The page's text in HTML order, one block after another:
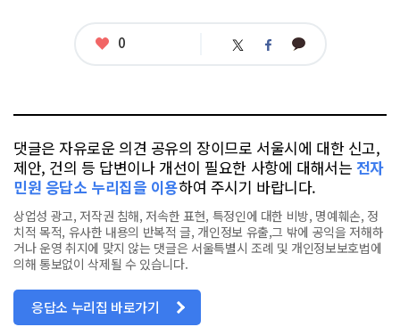
좋
0 트 페 카
댓글은 자유로운 의견 공유의 장이므로 서울시에 대한 신고,
제안, 건의 등 답변이나 개선이 필요한 사항에 대해서는 전자
민원 응답소 누리집을 이용하여 주시기 바랍니다.
상업성 광고, 저작권 침해, 저속한 표현, 특정인에 대한 비방, 명예훼손, 정
치적 목적, 유사한 내용의 반복적 글, 개인정보 유출,그 밖에 공익을 저해하
거나 운영 취지에 맞지 않는 댓글은 서울특별시 조례 및 개인정보보호법에
의해 통보없이 삭제될 수 있습니다.
응답소 누리집 바로가기